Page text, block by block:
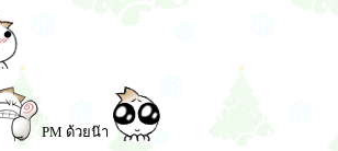
PM ด้วยน๊า